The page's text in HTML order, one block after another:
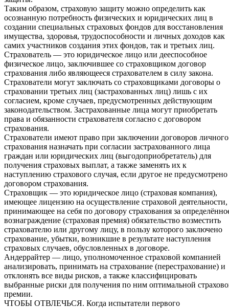
Таким образом, страховую защиту можно определить как
осознанную потребность физических и юридических лиц в
создании специальных страховых фондов для восстановления
имущества, здоровья, трудоспособности и личных доходов как
самих участников создания этих фондов, так и третьих лиц.
Страхователь — это юридическое лицо или дееспособное
физическое лицо, заключившее со страховщиком договор
страхования либо являющееся страхователем в силу закона.
Страхователи могут заключать со страховщиками договоры о
страховании третьих лиц (застрахованных лиц) лишь c их
согласием, кроме случаев, предусмотренных действующим
законодательством. Застрахованные лица могут приобретать
права и обязанности страхователя согласно с договором
страхования.
Страхователи имеют право при заключении договоров личного
страхования назначать при согласии застрахованного лица
граждан или юридических лиц (выгодоприобретатель) для
получения страховых выплат, а также заменять их к
наступлению страхового случая, если другое не предусмотрено
договором страхования.
Страховщик — это юридическое лицо (страховая компания),
имеющее лицензию на осуществление страховой деятельности,
принимающее на себя по договору страхования за
вознаграждение (страховая премия) обязательство возместить
страхователю или другому лицу, в пользу которого заключено
страхование, убытки, возникшие в результате наступления
страховых случаев, обусловленных в договоре.
Андеррайтер — лицо, уполномоченное страховой компанией
анализировать, принимать на страхование (перестрахование) и
отклонять все виды рисков, а также классифицировать
выбранные риски для получения по ним оптимальной
премии.
ЧТОБЫ ОТВЛЕЧЬСЯ. Когда испытатели первого